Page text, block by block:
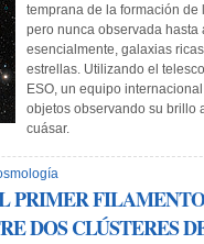
temprana de la formación de
pero nunca observada hasta
esencialmente, galaxias
estrellas. Utilizando el
ESO, un equipo
objetos observando su brillo
cuásar.
PRIMER
DOS CLÚSTERES